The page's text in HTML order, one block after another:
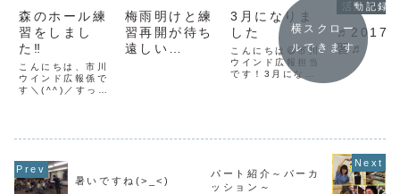
森のホール練
習をしまし
た‼️
こんにちは、市川
ウインド広報係で
す＼(^^)／すっか
続いています☔早
な～っと思う今日
この頃です☀️さ
て、前回の練習で
梅雨明けと練
習再開が待ち
遠しい…
3月になりま
した
こんにちは😃市川
ウインド広報担当
です！3月になっ
て春っぽい日があ
け、早い段階から
指揮者にご指導い
ただく練習が続い
活動記録
♬2017
習♬
横スクロー
ルできます
暑いですね(>_<)
パート紹介～パーカ
ッション～